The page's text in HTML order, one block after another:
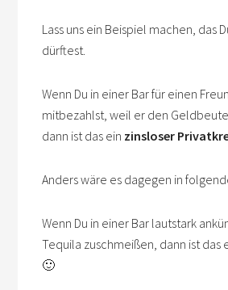
Lass uns ein Beispiel machen, das
dürftest.
Wenn Du in einer Bar für einen
mitbezahlst, weil er den
dann ist das ein zinsloser
Anders wäre es dagegen in
Wenn Du in einer Bar lautstark
Tequila zuschmeißen, dann ist das
🙂